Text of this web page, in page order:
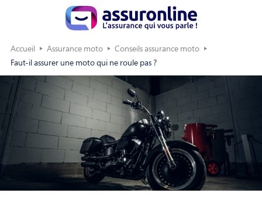
Accueil Assurance moto
Conseils assurance moto
Faut-il assurer une moto qui ne roule pas ?